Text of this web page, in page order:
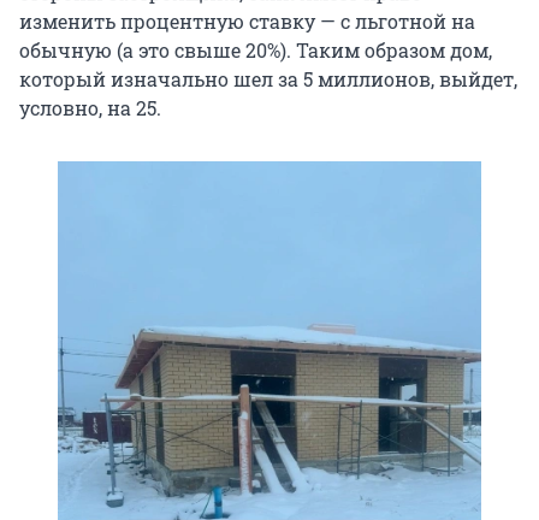
изменить процентную ставку — с льготной на
обычную (а это свыше 20%). Таким образом дом,
который изначально шел за 5 миллионов, выйдет,
условно, на 25.